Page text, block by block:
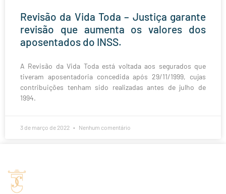
Revisão da Vida Toda – Justiça garante
revisão que aumenta os valores dos
aposentados do INSS.
A Revisão da Vida Toda está voltada aos segurados que
tiveram aposentadoria concedida após 29/11/1999, cujas
contribuições tenham sido realizadas antes de julho de
1994.
3 de março de 2022 Nenhum comentário